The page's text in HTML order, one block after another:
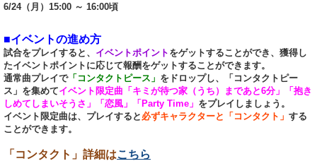
6/24（月）15:00 ～ 16:00頃
■イベントの進め方
試合をプレイすると、 イベントポイント をゲットすることができ、獲得し
たイベントポイントに応じて報酬をゲットすることができます。
通常曲プレイで「コンタクトピース」 をドロップし、「コンタクトピー
ス」を集めてイベント限定曲「キミが待つ家（うち）まであと6分」「抱き
しめてしまいそうさ」「恋風」「Party Time」 をプレイしましょう。
イベント限定曲は、プレイすると 必ずキャラクターと「コンタクト」 する
ことができます。
「コンタクト」詳細はこちら